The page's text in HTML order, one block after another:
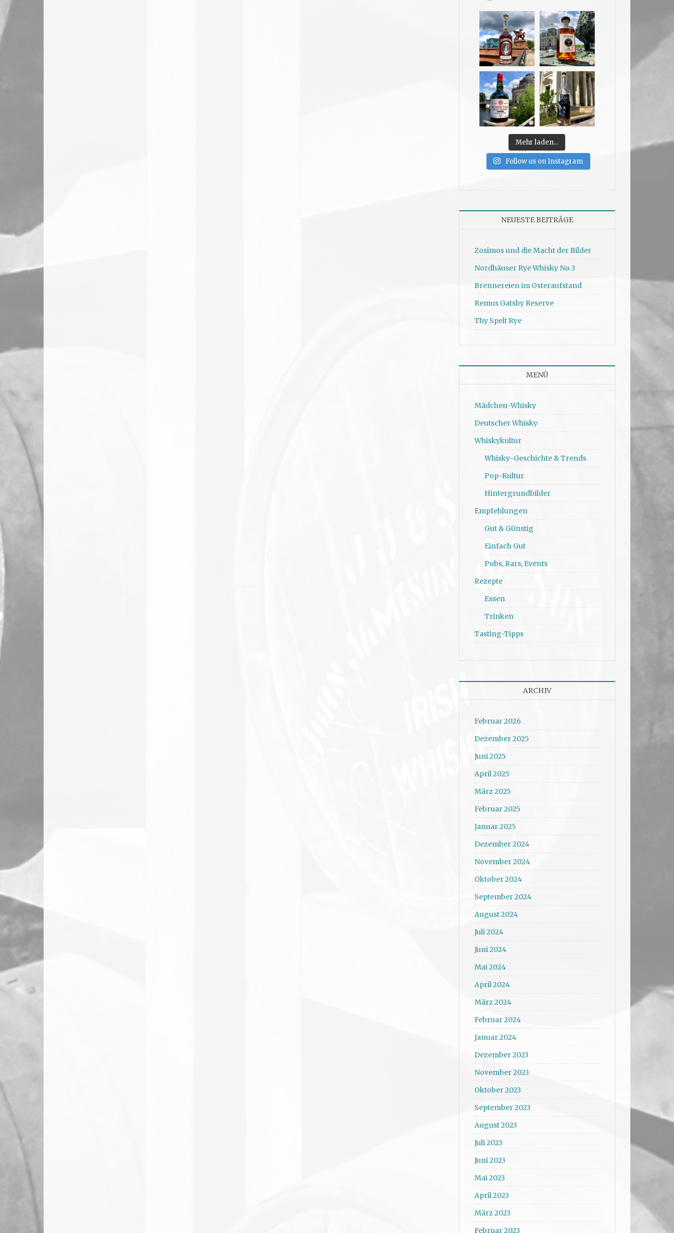
Mehr laden...
Follow us on Instagram
NEUESTE BEITRÄGE
Zosimos und die Macht der Bilder
Nordhäuser Rye Whisky No.3
Brennereien im Osteraufstand
Remus Gatsby Reserve
Thy Spelt Rye
MENÜ
Mädchen-Whisky
Deutscher Whisky
Whiskykultur
Whisky-Geschichte & Trends
Pop-Kultur
Hintergrundbilder
Empfehlungen
Gut & Günstig
Einfach Gut
Pubs, Bars, Events
Rezepte
Essen
Trinken
Tasting-Tipps
ARCHIV
Februar 2026
Dezember 2025
Juni 2025
April 2025
März 2025
Februar 2025
Januar 2025
Dezember 2024
November 2024
Oktober 2024
September 2024
August 2024
Juli 2024
Juni 2024
Mai 2024
April 2024
März 2024
Februar 2024
Januar 2024
Dezember 2023
November 2023
Oktober 2023
September 2023
August 2023
Juli 2023
Juni 2023
Mai 2023
April 2023
März 2023
Februar 2023